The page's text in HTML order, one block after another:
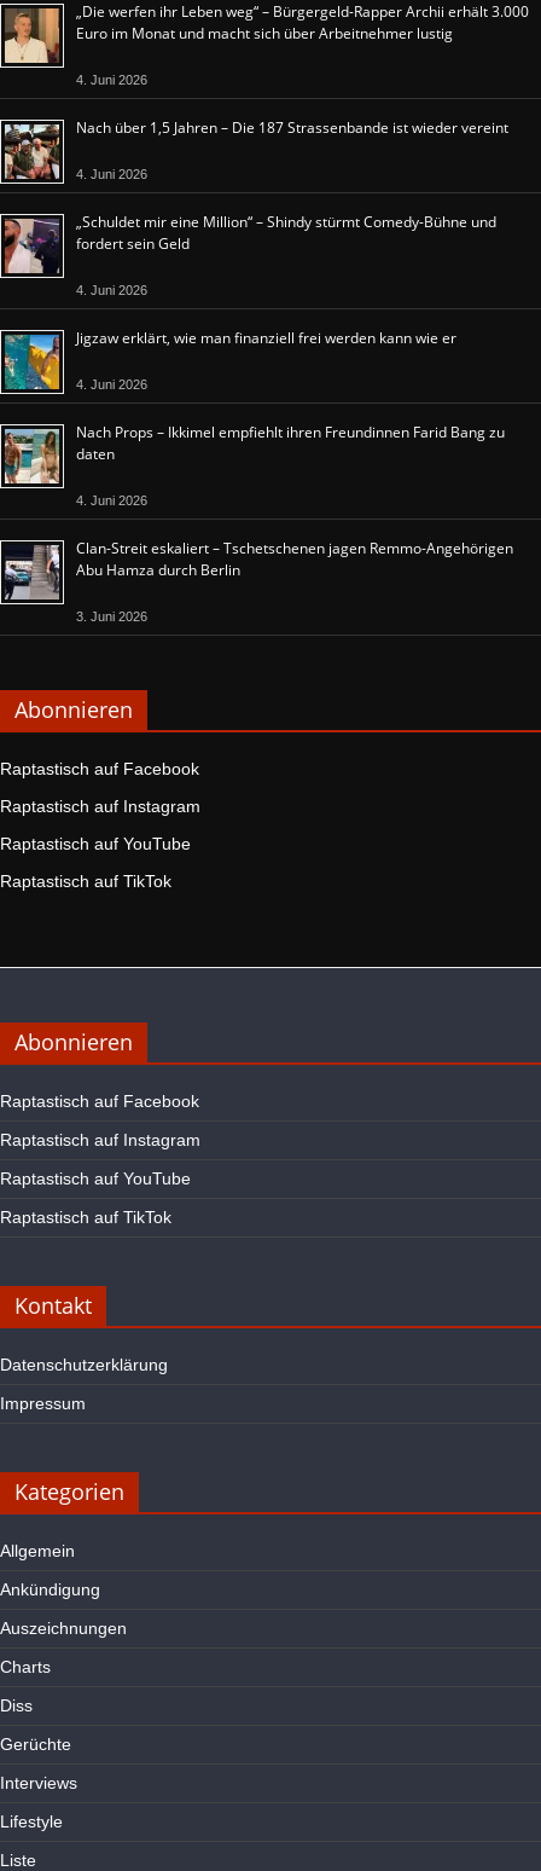
„Die werfen ihr Leben weg“ – Bürgergeld-Rapper Archii erhält 3.000
Euro im Monat und macht sich über Arbeitnehmer lustig
4. Juni 2026
Nach über 1,5 Jahren – Die 187 Strassenbande ist wieder vereint
4. Juni 2026
„Schuldet mir eine Million“ – Shindy stürmt Comedy-Bühne und
fordert sein Geld
4. Juni 2026
Jigzaw erklärt, wie man finanziell frei werden kann wie er
4. Juni 2026
Nach Props – Ikkimel empfiehlt ihren Freundinnen Farid Bang zu
daten
4. Juni 2026
Clan-Streit eskaliert – Tschetschenen jagen Remmo-Angehörigen
Abu Hamza durch Berlin
3. Juni 2026
Abonnieren
Raptastisch auf Facebook
Raptastisch auf Instagram
Raptastisch auf YouTube
Raptastisch auf TikTok
Abonnieren
Raptastisch auf Facebook
Raptastisch auf Instagram
Raptastisch auf YouTube
Raptastisch auf TikTok
Kontakt
Datenschutzerklärung
Impressum
Kategorien
Allgemein
Ankündigung
Auszeichnungen
Charts
Diss
Gerüchte
Interviews
Lifestyle
Liste